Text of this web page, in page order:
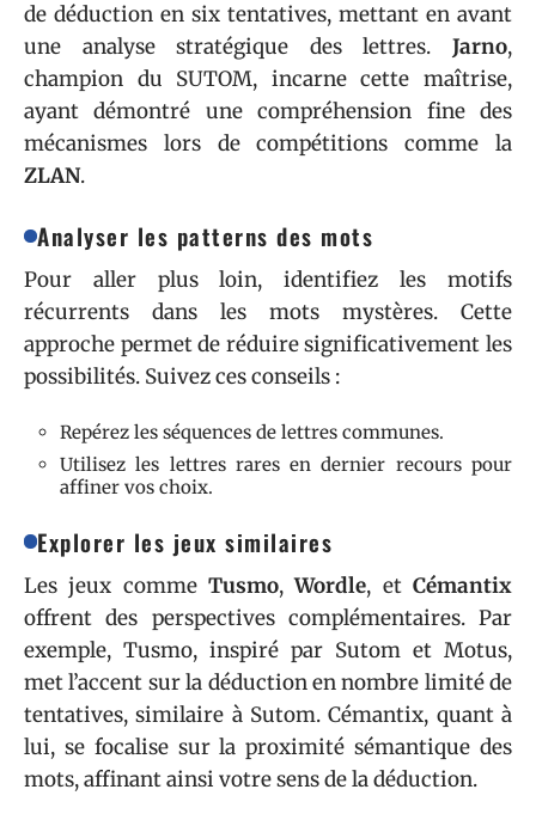
de déduction en six tentatives, mettant en avant
une analyse stratégique des lettres. Jarno,
champion du SUTOM, incarne cette maîtrise,
ayant démontré une compréhension fine des
mécanismes lors de compétitions comme la
ZLAN.
Analyser les patterns des mots
Pour aller plus loin, identifiez les motifs
récurrents dans les mots mystères. Cette
approche permet de réduire significativement les
possibilités. Suivez ces conseils :
Repérez les séquences de lettres communes.
Utilisez les lettres rares en dernier recours pour
affiner vos choix.
Explorer les jeux similaires
Les jeux comme Tusmo,Wordle, etCémantix
offrent des perspectives complémentaires. Par
exemple, Tusmo, inspiré par Sutom et Motus,
met l’accent sur la déduction en nombre limité de
tentatives, similaire à Sutom. Cémantix, quant à
lui, se focalise sur la proximité sémantique des
mots, affinant ainsi votre sens de la déduction.